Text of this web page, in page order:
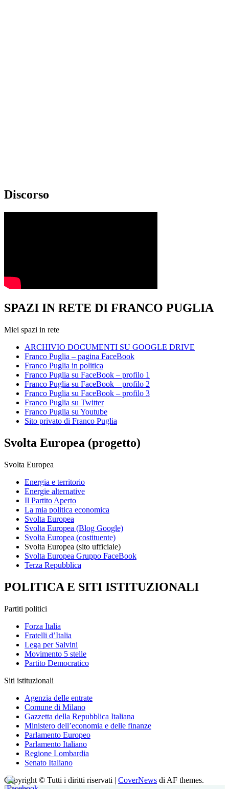
Discorso
SPAZI IN RETE DI FRANCO PUGLIA
Miei spazi in rete
ARCHIVIO DOCUMENTI SU GOOGLE DRIVE
Franco Puglia – pagina FaceBook
Franco Puglia in politica
Franco Puglia su FaceBook – profilo 1
Franco Puglia su FaceBook – profilo 2
Franco Puglia su FaceBook – profilo 3
Franco Puglia su Twitter
Franco Puglia su Youtube
Sito privato di Franco Puglia
Svolta Europea (progetto)
Svolta Europea
Energia e territorio
Energie alternative
Il Partito Aperto
La mia politica economica
Svolta Europea
Svolta Europea (Blog Google)
Svolta Europea (costituente)
Svolta Europea (sito ufficiale)
Svolta Europea Gruppo FaceBook
Terza Repubblica
POLITICA E SITI ISTITUZIONALI
Partiti politici
Forza Italia
Fratelli d’Italia
Lega per Salvini
Movimento 5 stelle
Partito Democratico
Siti istituzionali
Agenzia delle entrate
Comune di Milano
Gazzetta della Repubblica Italiana
Ministero dell’economia e delle finanze
Parlamento Europeo
Parlamento Italiano
Regione Lombardia
Senato Italiano
Copyright © Tutti i diritti riservati | CoverNews di AF themes.